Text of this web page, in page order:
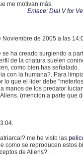
me motivan más.
Enlace: Dial V for
de 2005 a las
ha creado surgiendo a
de la criatura suelen
como bien has señalado.
con la humana?. Para
lo que el lider debe
manos de los predator
(mencion a parte
me he visto las
como se reproducen estos
de Aliens?.